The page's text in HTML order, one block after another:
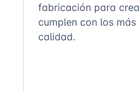
fabricación para
cumplen con los
calidad.